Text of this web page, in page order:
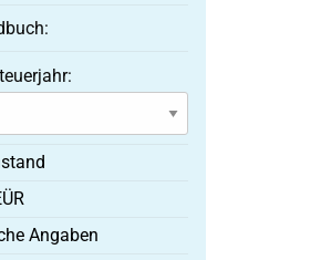
Angaben